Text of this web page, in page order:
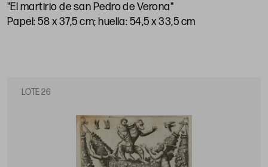
"El martirio de san Pedro de Verona"
Papel: 58 x 37,5 cm; huella: 54,5 x 33,5 cm
LOTE 26